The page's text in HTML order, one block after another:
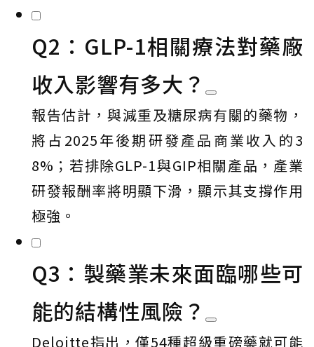
Q2：GLP-1相關療法對藥廠
收入影響有多大？
報告估計，與減重及糖尿病有關的藥物，
將占2025年後期研發產品商業收入的3
8%；若排除GLP-1與GIP相關產品，產業
研發報酬率將明顯下滑，顯示其支撐作用
極強。
Q3：製藥業未來面臨哪些可
能的結構性風險？
Deloitte指出，僅54種超級重磅藥就可能